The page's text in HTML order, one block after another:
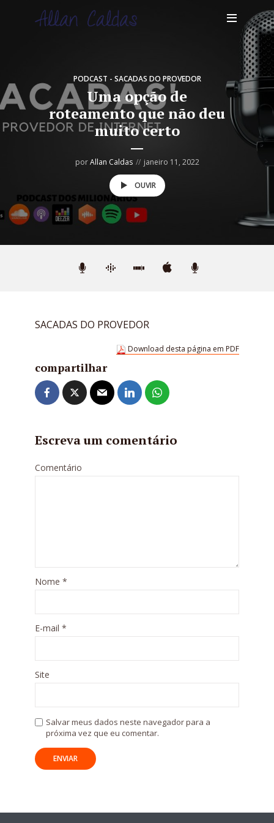
PODCAST - SACADAS DO PROVEDOR
Uma opção de
roteamento que não deu
muito certo
porAllan Caldas janeiro 11, 2022
OUVIR
SACADAS DO PROVEDOR
Download desta página em PDF
compartilhar
Escreva um comentário
Comentário
Nome *
E-mail *
Site
Salvar meus dados neste navegador para a
próxima vez que eu comentar.